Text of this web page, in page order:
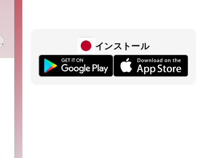
インストール